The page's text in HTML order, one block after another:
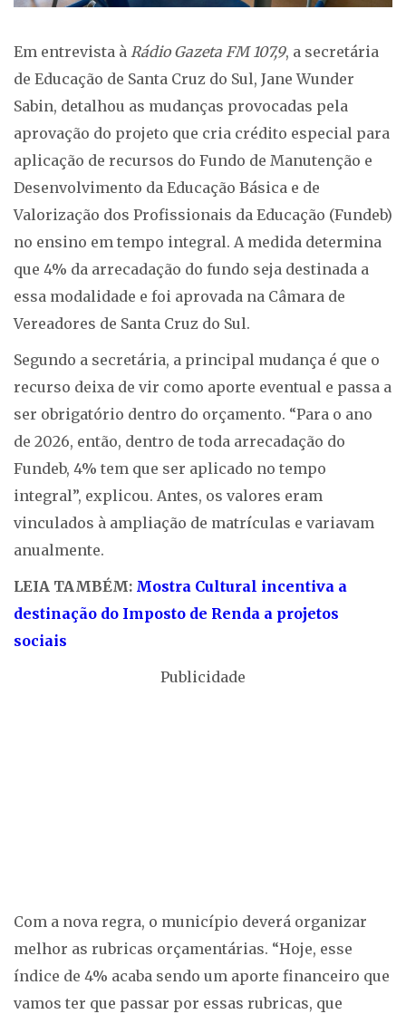
Em entrevista à Rádio Gazeta FM 107,9, a secretária
de Educação de Santa Cruz do Sul, Jane Wunder
Sabin, detalhou as mudanças provocadas pela
aprovação do projeto que cria crédito especial para
aplicação de recursos do Fundo de Manutenção e
Desenvolvimento da Educação Básica e de
Valorização dos Profissionais da Educação (Fundeb)
no ensino em tempo integral. A medida determina
que 4% da arrecadação do fundo seja destinada a
essa modalidade e foi aprovada na Câmara de
Vereadores de Santa Cruz do Sul.
Segundo a secretária, a principal mudança é que o
recurso deixa de vir como aporte eventual e passa a
ser obrigatório dentro do orçamento. “Para o ano
de 2026, então, dentro de toda arrecadação do
Fundeb, 4% tem que ser aplicado no tempo
integral”, explicou. Antes, os valores eram
vinculados à ampliação de matrículas e variavam
anualmente.
LEIA TAMBÉM: Mostra Cultural incentiva a
destinação do Imposto de Renda a projetos
sociais
Publicidade
Com a nova regra, o município deverá organizar
melhor as rubricas orçamentárias. “Hoje, esse
índice de 4% acaba sendo um aporte financeiro que
vamos ter que passar por essas rubricas, que